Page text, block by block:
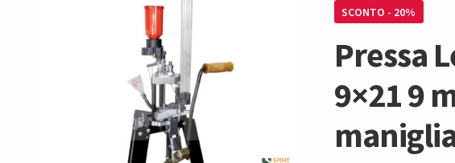
SCONTO - 20%
Pressa
9×21 9